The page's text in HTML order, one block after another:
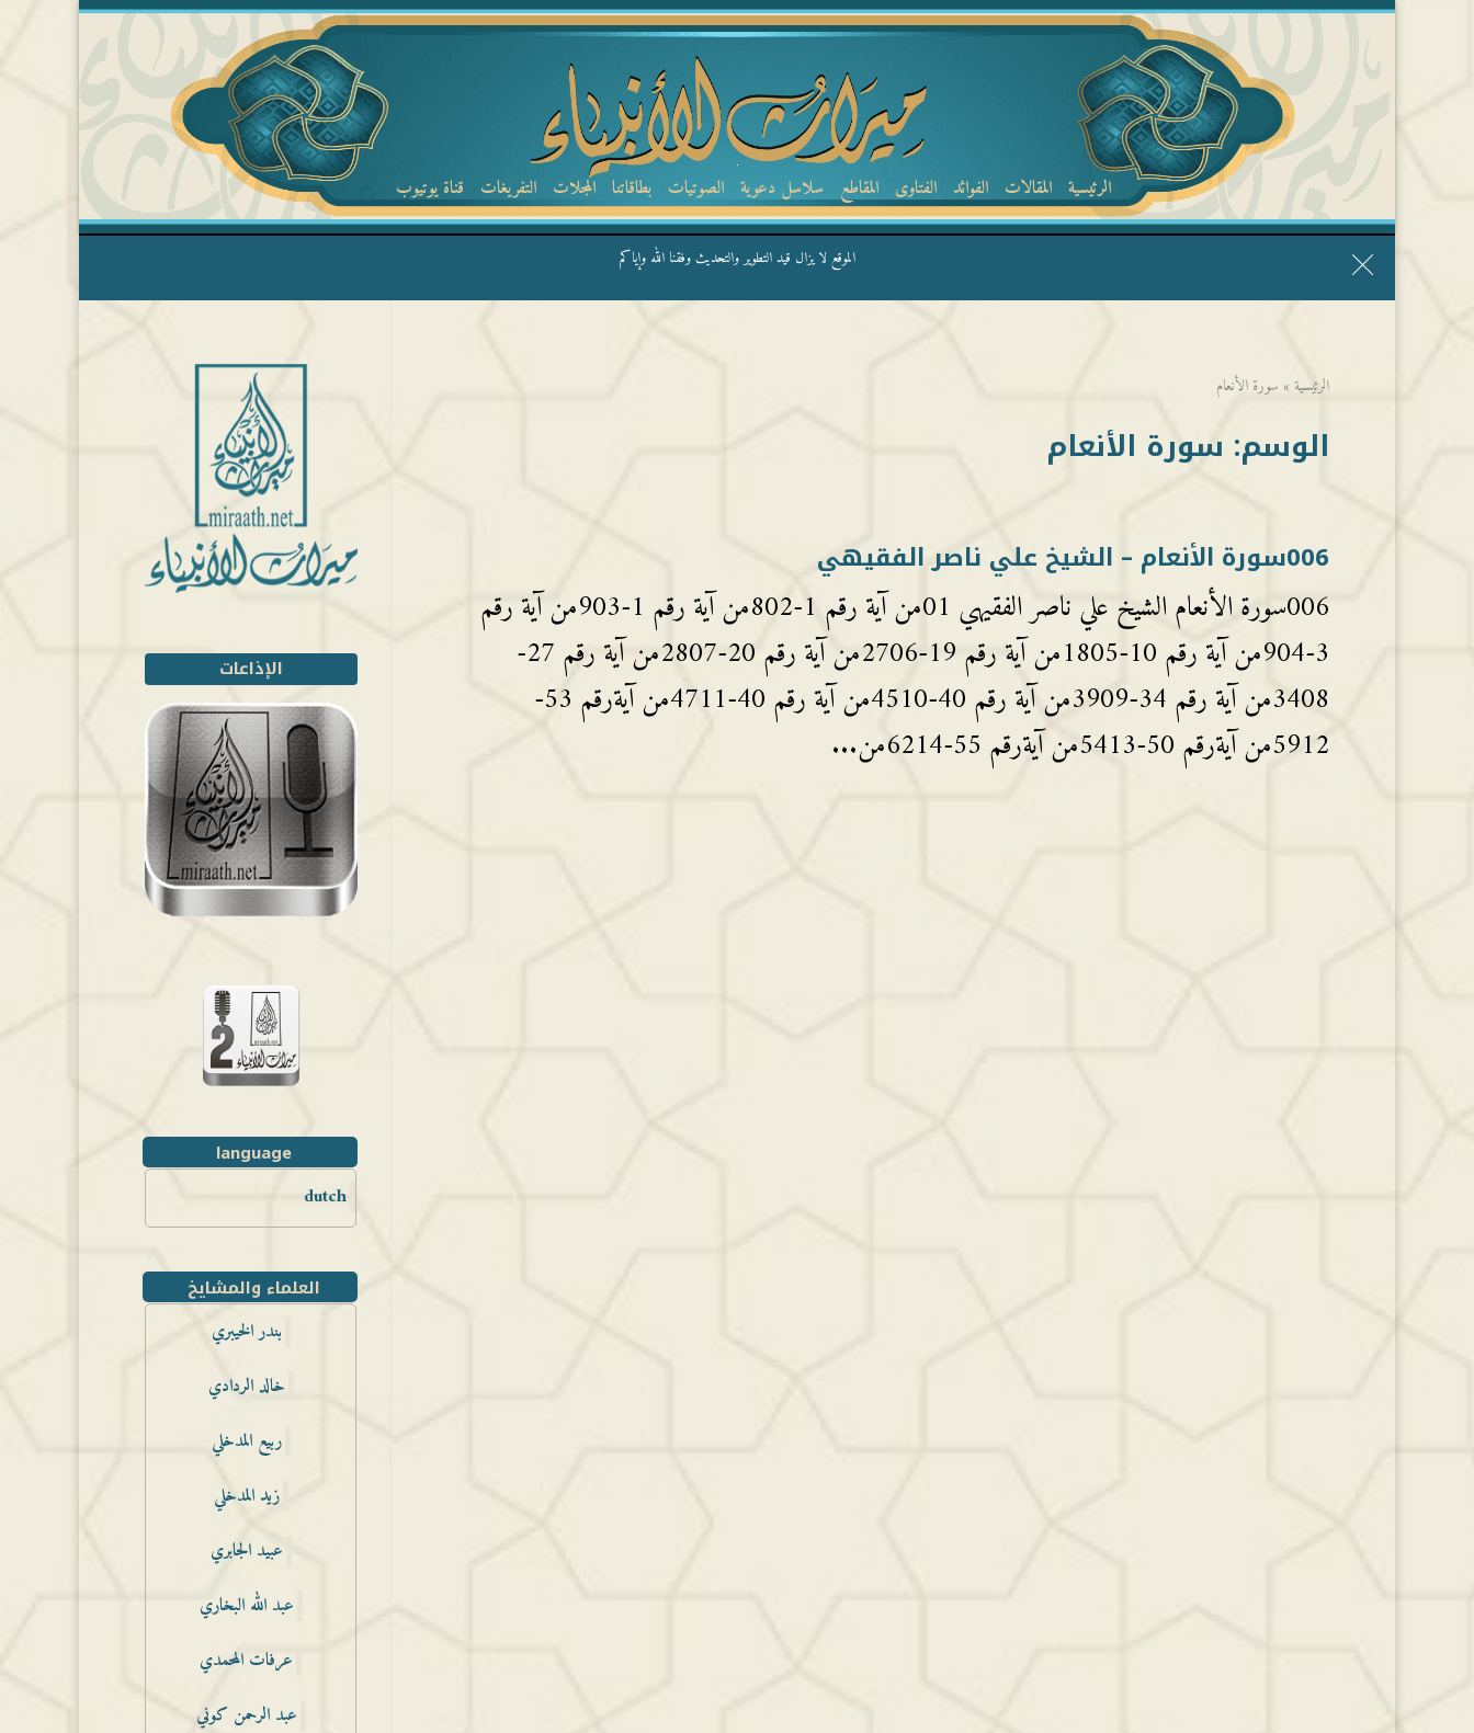
الرئيسية المقالات الفوائد الفتاوى المقاطع سلاسل دعوية الصوتيات بطاقاتنا المجلات التفريغات قناة يوتيوب
الموقع لا يزال قيد التطوير والتحديث وفقنا الله وإياكم
الرئيسية » سورة الأنعام
الوسم: سورة الأنعام
006سورة الأنعام – الشيخ علي ناصر الفقيهي
006سورة الأنعام الشيخ علي ناصر الفقيهي 01من آية رقم 1-802من آية رقم 1-903من آية رقم
3-904من آية رقم 10-1805من آية رقم 19-2706من آية رقم 20-2807من آية رقم 27-
3408من آية رقم 34-3909من آية رقم 40-4510من آية رقم 40-4711من آيةرقم 53-
5912من آيةرقم 50-5413من آيةرقم 55-6214من...
الإذاعات
language
dutch
العلماء والمشايخ
بندر الخيبري
خالد الردادي
ربيع المدخلي
زيد المدخلي
عبيد الجابري
عبد الله البخاري
عرفات المحمدي
عبد الرحمن كوني